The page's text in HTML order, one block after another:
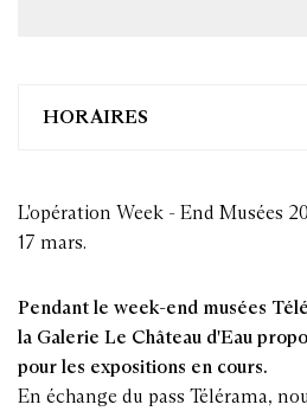
HORAIRES
L'opération Week - End Musées
17 mars.
Pendant le week-end musées
la Galerie Le Château d'Eau
pour les expositions en cours.
En échange du pass Télérama,